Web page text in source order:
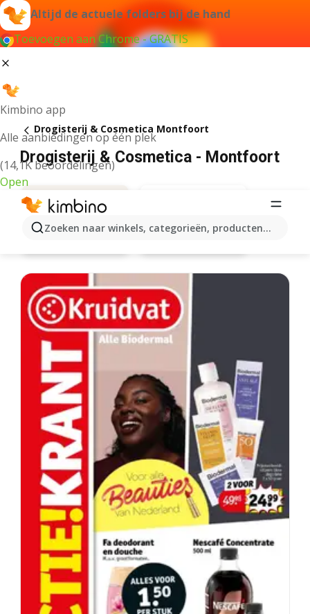
Altijd de actuele folders bij de hand
Toevoegen aan Chrome - GRATIS
Kimbino app
Alle aanbiedingen op één plek
(14,1K beoordelingen)
Open
Zoeken naar winkels, categorieën, producten...
Drogisterij & Cosmetica Montfoort
Drogisterij & Cosmetica - Montfoort